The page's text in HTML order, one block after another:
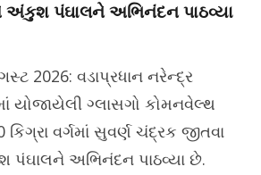
અંકુશ પંઘાલને અભિનંદન પાઠવ્યા
2026: વડાપ્રધાન નરેન્દ્ર
યોજાયેલી ગ્લાસગો કોમનવેલ્થ
વર્ગમાં સુવર્ણ ચંદ્રક જીતવા
અભિનંદન પાઠવ્યા છે.